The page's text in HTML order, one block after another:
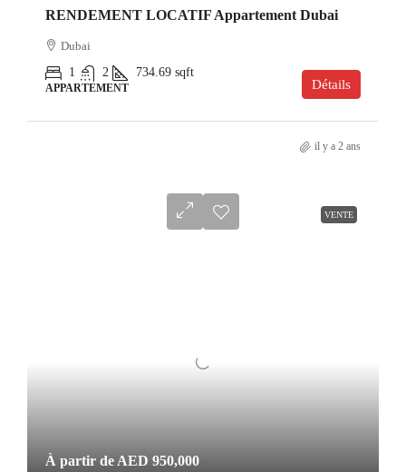
RENDEMENT LOCATIF Appartement Dubai
Dubai
1
2 734.69 sqft
APPARTEMENT Détails
il y a 2 ans
VENTE
À partir de AED 950,000